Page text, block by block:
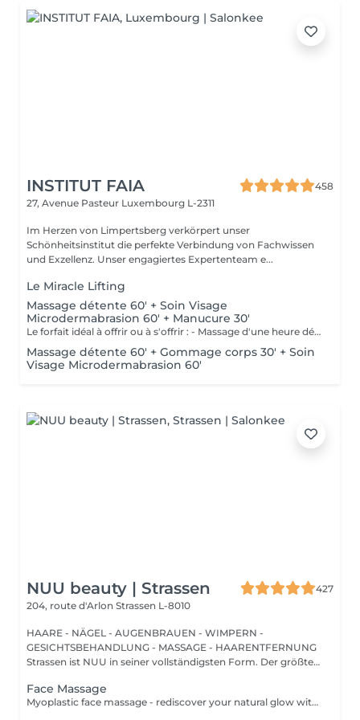
INSTITUT FAIA
458
27, Avenue Pasteur Luxembourg L-2311
Im Herzen von Limpertsberg verkörpert unser
Schönheitsinstitut die perfekte Verbindung von Fachwissen
und Exzellenz. Unser engagiertes Expertenteam e...
Le Miracle Lifting
Massage détente 60' + Soin Visage
Microdermabrasion 60' + Manucure 30'
Le forfait idéal à offrir ou à s'offrir : - Massage d'une heure détente. - Soin visage d'une heure adapté au type de peau comprenant démaquillage, gommage, extraction des comédons, massage, masque et crème de soin. - Manucure comprenant le limage, la pousse et coupe des cuticules, gommage et massage avec crème de soin. Base transparente comprise si souhaitée.
Massage détente 60' + Gommage corps 30' + Soin
Visage Microdermabrasion 60'
NUU beauty | Strassen
427
204, route d'Arlon Strassen L-8010
HAARE - NÄGEL - AUGENBRAUEN - WIMPERN -
GESICHTSBEHANDLUNG - MASSAGE - HAARENTFERNUNG
Strassen ist NUU in seiner vollständigsten Form. Der größte
Face Massage
Myoplastic face massage - rediscover your natural glow with the deeply rejuvenating myoplastic face massage. This unique technique works not only on the surface of your skin but also on the deeper layers of muscles and fascia. Through precise, sculpting movements, it releases tension, improves circulation, and restores elasticity. The result? A lifted, defined, and radiant look that feels as refreshing as it appears. Every session is like a reset for your face leaving you looking youthful, relaxed, and glowing with vitality. Buccal face massage - is one of the most exclusive beauty treatments loved by celebrities worldwide. Performed both outside and inside the mouth, it targets the deepest facial muscles that are rarely activated. This powerful technique relieves jaw tension, sculpts cheekbones, plumps lips naturally, and improves lymphatic drainage. The result is a beautifully contoured, youthful face with a radiant, healthy glow. After just one session, you'll feel lighter, fresher, and more confident. This is an experience that goes beyond beauty, reaching harmony and balance. Express face massage is designed for those who value their time while expecting visible, refined results. This 30-minute lifting massage focuses on precise muscle stimulation to restore facial tone, improve skin firmness, and redefine the natural facial contour. The treatment helps reduce visible signs of fatigue while stimulating microcirculation, allowing the skin to regain a fresh, radiant, and naturally healthy glow. Perfect as an additional boost to your body massage for complete relaxation and rejuvenation. Important: This treatment is available only as an add-on to any body massage and cannot be booked as a standalone service.